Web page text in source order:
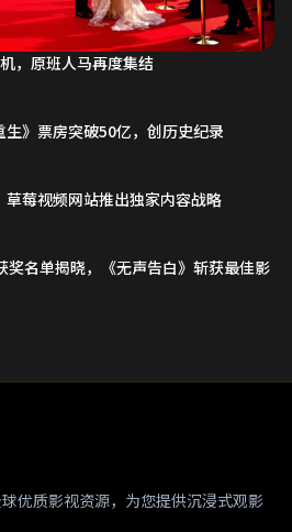
，原班人马再度集结
》票房突破50亿，创历史纪录
莓视频网站推出独家内容战略
奖名单揭晓，《无声告白》斩获最佳影
优质影视资源，为您提供沉浸式观影